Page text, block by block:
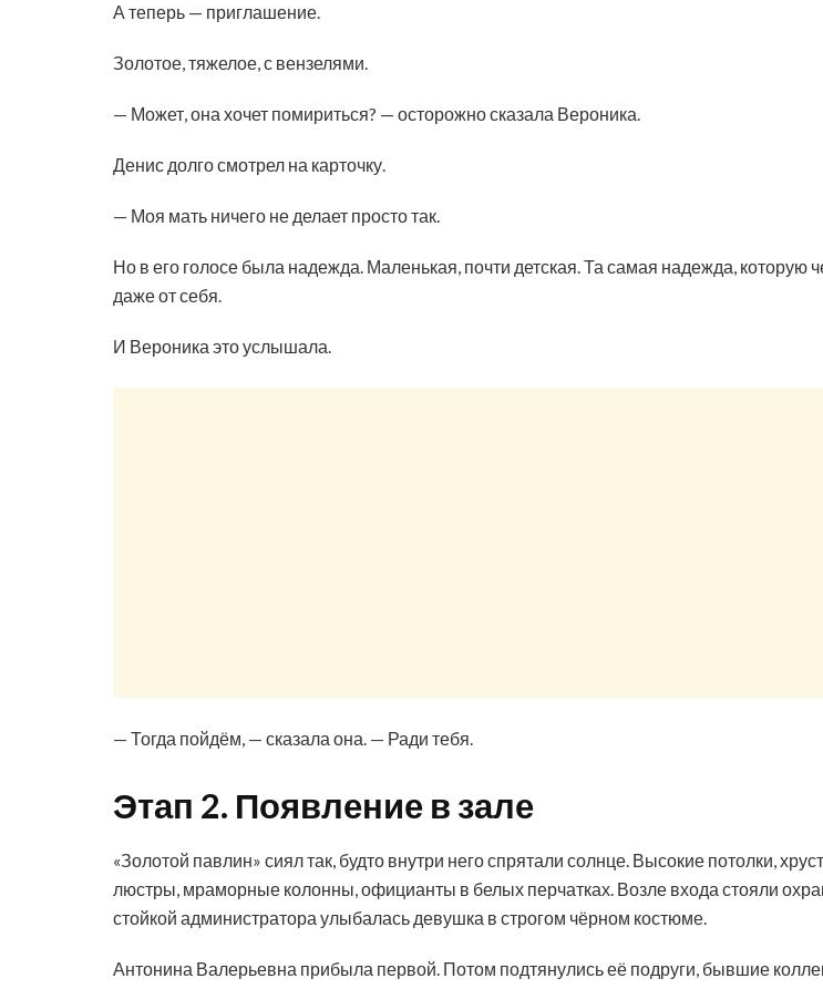
А теперь — приглашение.
Золотое, тяжелое, с вензелями.
— Может, она хочет помириться? — осторожно сказала Вероника.
Денис долго смотрел на карточку.
— Моя мать ничего не делает просто так.
Но в его голосе была надежда. Маленькая, почти детская. Та самая надежда, которую
даже от себя.
И Вероника это услышала.
— Тогда пойдём, — сказала она. — Ради тебя.
Этап 2. Появление в зале
«Золотой павлин» сиял так, будто внутри него спрятали солнце. Высокие потолки,
люстры, мраморные колонны, официанты в белых перчатках. Возле входа стояли
стойкой администратора улыбалась девушка в строгом чёрном костюме.
Антонина Валерьевна прибыла первой. Потом подтянулись её подруги, бывшие